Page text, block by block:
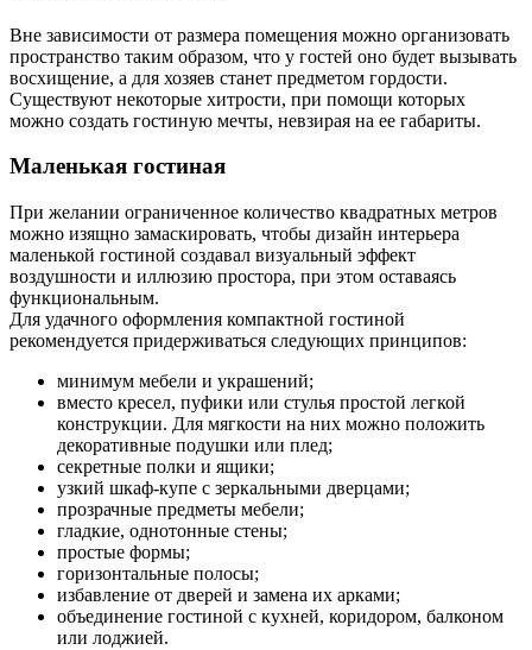
Вне зависимости от размера помещения можно организовать
пространство таким образом, что у гостей оно будет вызывать
восхищение, а для хозяев станет предметом гордости.
Существуют некоторые хитрости, при помощи которых
можно создать гостиную мечты, невзирая на ее габариты.
Маленькая гостиная
При желании ограниченное количество квадратных метров
можно изящно замаскировать, чтобы дизайн интерьера
маленькой гостиной создавал визуальный эффект
воздушности и иллюзию простора, при этом оставаясь
функциональным.
Для удачного оформления компактной гостиной
рекомендуется придерживаться следующих принципов:
минимум мебели и украшений;
вместо кресел, пуфики или стулья простой легкой
конструкции. Для мягкости на них можно положить
декоративные подушки или плед;
секретные полки и ящики;
узкий шкаф-купе с зеркальными дверцами;
прозрачные предметы мебели;
гладкие, однотонные стены;
простые формы;
горизонтальные полосы;
избавление от дверей и замена их арками;
объединение гостиной с кухней, коридором, балконом
или лоджией.